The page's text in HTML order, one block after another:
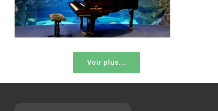
Voir plus...